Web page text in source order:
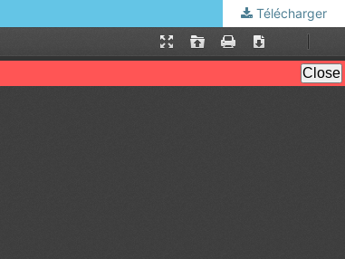
Télécharger